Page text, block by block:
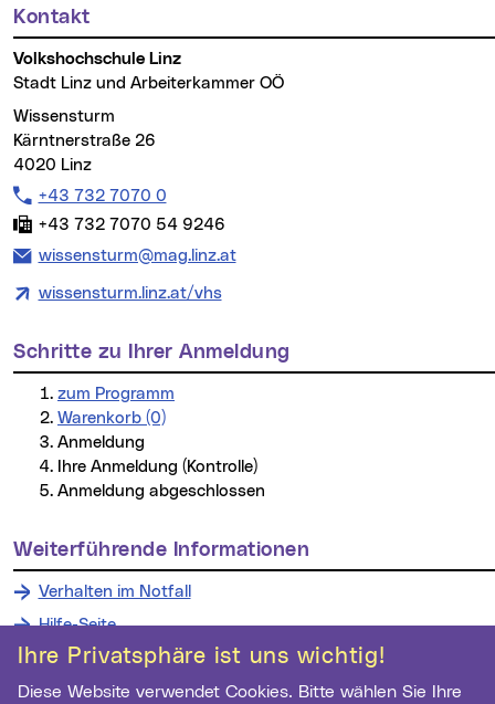
Ihre Privatsphäre ist uns wichtig!
Diese Website verwendet Cookies. Bitte wählen Sie Ihre
Weitere Informationen
Kontakt
Volkshochschule Linz
Stadt Linz und Arbeiterkammer OÖ
Wissensturm
Kärntnerstraße 26
4020 Linz
Telefon:
+43 732 7070 0
Fax:
+43 732 7070 54 9246
E-Mail Adresse:
wissensturm@mag.linz.at
wissensturm.linz.at/vhs
Schritte zu Ihrer Anmeldung
zum Programm
Warenkorb (0)
Anmeldung
Ihre Anmeldung (Kontrolle)
Anmeldung abgeschlossen
weiterführende Informationen
Verhalten im Notfall
Hilfe-Seite